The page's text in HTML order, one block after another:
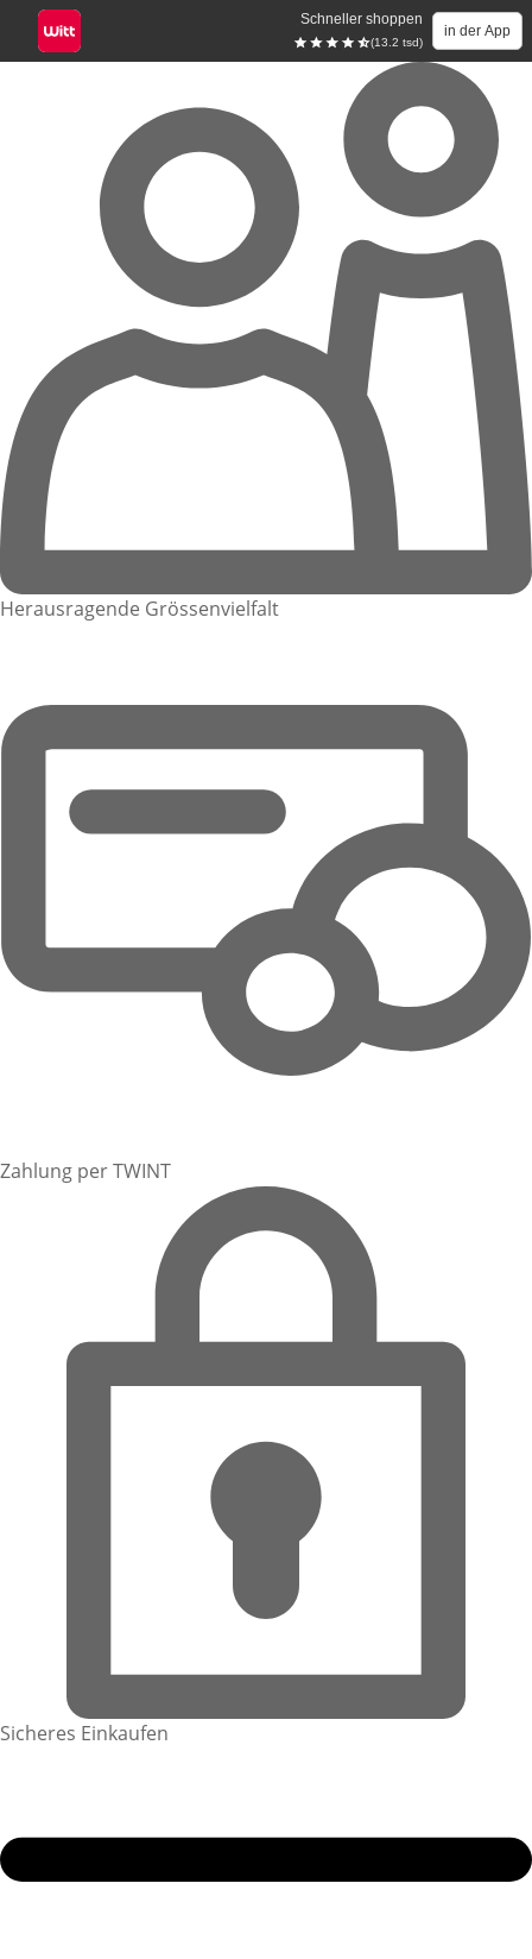
Schneller shoppen
(13.2 tsd)
in der App
Herausragende Grössenvielfalt
Zahlung per TWINT
Sicheres Einkaufen